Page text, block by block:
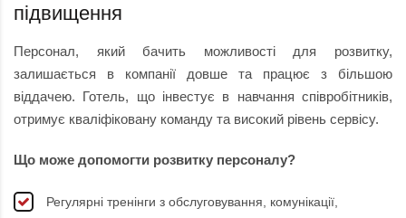
підвищення
Персонал, який бачить можливості для розвитку,
залишається в компанії довше та працює з більшою
віддачею. Готель, що інвестує в навчання співробітників,
отримує кваліфіковану команду та високий рівень сервісу.
Що може допомогти розвитку персоналу?
Регулярні тренінги з обслуговування, комунікації,